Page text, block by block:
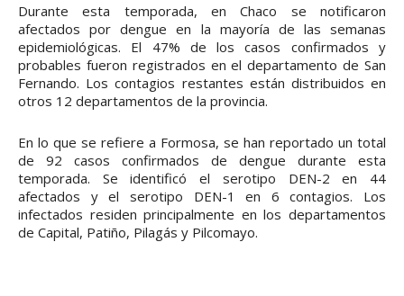
Durante esta temporada, en Chaco se notificaron
afectados por dengue en la mayoría de las semanas
epidemiológicas. El 47% de los casos confirmados y
probables fueron registrados en el departamento de San
Fernando. Los contagios restantes están distribuidos en
otros 12 departamentos de la provincia.
En lo que se refiere a Formosa, se han reportado un total
de 92 casos confirmados de dengue durante esta
temporada. Se identificó el serotipo DEN-2 en 44
afectados y el serotipo DEN-1 en 6 contagios. Los
infectados residen principalmente en los departamentos
de Capital, Patiño, Pilagás y Pilcomayo.